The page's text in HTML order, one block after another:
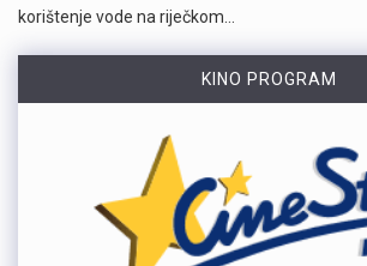
korištenje vode na riječkom…
KINO PROGRAM